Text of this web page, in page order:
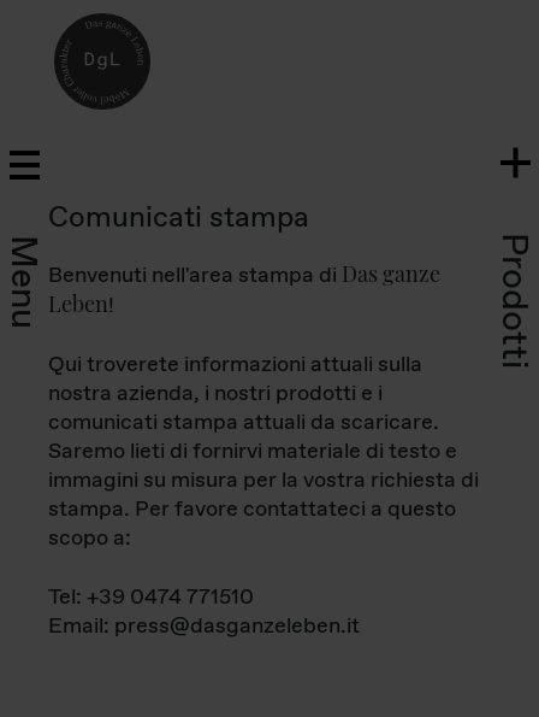
Menu Prodotti
Comunicati stampa
Benvenuti nell'area stampa di Das ganze
Leben!
Qui troverete informazioni attuali sulla
nostra azienda, i nostri prodotti e i
comunicati stampa attuali da scaricare.
Saremo lieti di fornirvi materiale di testo e
immagini su misura per la vostra richiesta di
stampa. Per favore contattateci a questo
scopo a:
Tel: +39 0474 771510
Email: press@dasganzeleben.it